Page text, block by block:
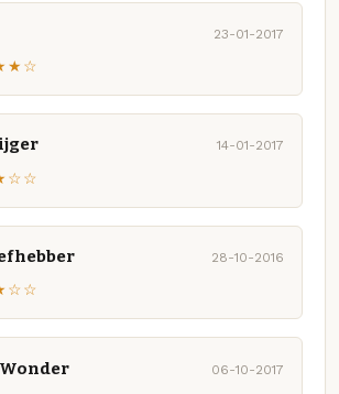
23-01-2017
14-01-2017
28-10-2016
06-10-2017